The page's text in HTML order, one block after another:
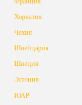
Хорватия
Чехия
Швейцария
Швеция
Эстония
ЮАР